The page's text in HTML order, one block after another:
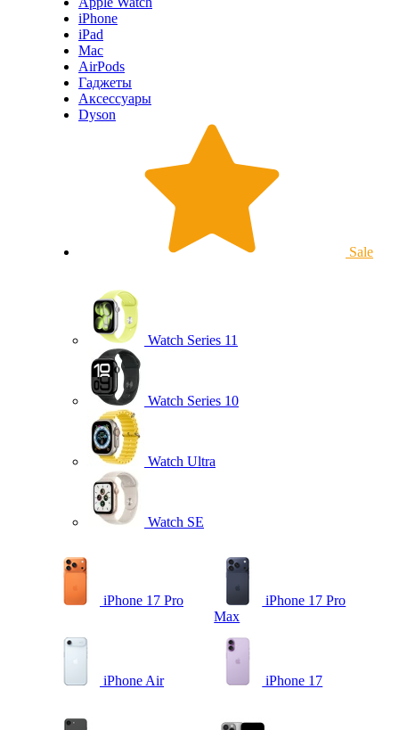
iPhone
iPad
Mac
AirPods
Гаджеты
Аксессуары
Dyson
Sale
Watch Series 11
Watch Series 10
Watch Ultra
Watch SE
iPhone 17 Pro
iPhone 17 Pro
Max
iPhone Air iPhone 17